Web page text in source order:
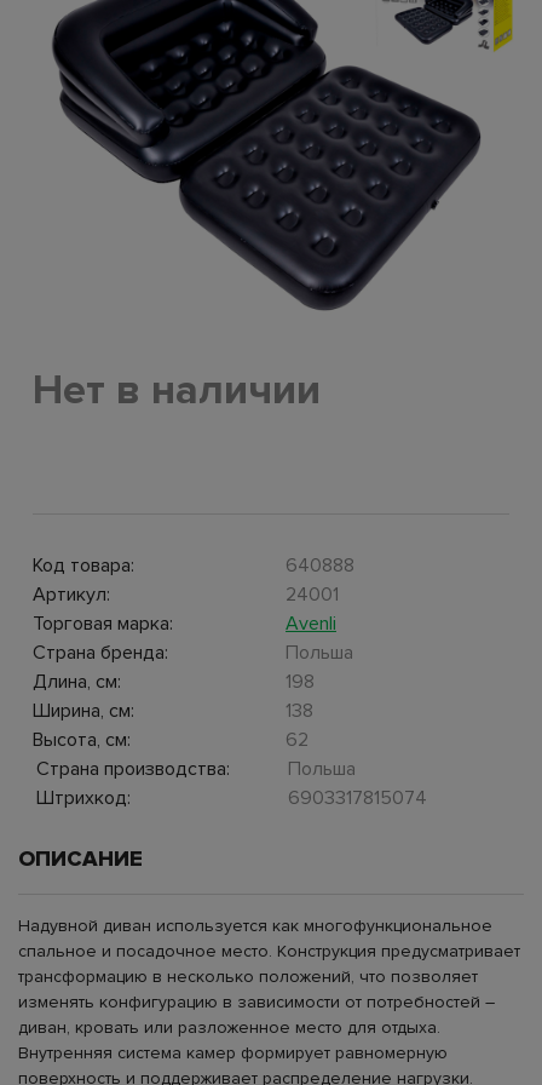
Нет в наличии
Код товара:
640888
Артикул:
24001
Торговая марка:
Avenli
Страна бренда:
Польша
Длина, см:
198
Ширина, см:
138
Высота, см:
62
Страна производства:
Польша
Штрихкод:
6903317815074
ОПИСАНИЕ
Надувной диван используется как многофункциональное
спальное и посадочное место. Конструкция предусматривает
трансформацию в несколько положений, что позволяет
изменять конфигурацию в зависимости от потребностей –
диван, кровать или разложенное место для отдыха.
Внутренняя система камер формирует равномерную
поверхность и поддерживает распределение нагрузки.